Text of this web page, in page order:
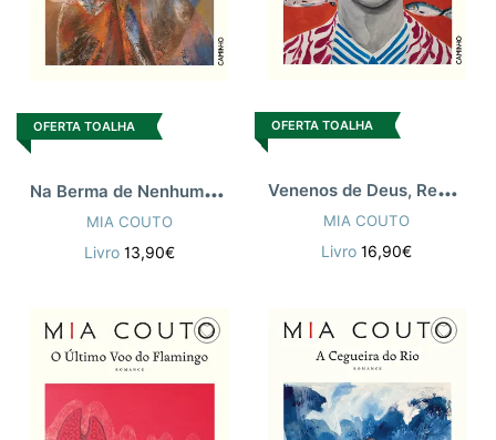
OFERTA TOALHA
N
a Berma de Nenhuma Estrada
MIA COUTO
Livro 13,90€
OFERTA TOALHA
V
enenos de Deus, Remédios do Diabo
MIA COUTO
Livro16,90€